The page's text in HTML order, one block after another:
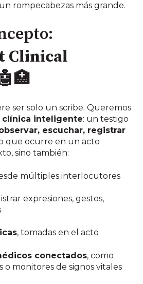
rompecabezas más grande.
Clinical
ser solo un scribe. Queremos
clínica inteligente: un testigo
escuchar, registrar
que ocurre en un acto
sino también:
múltiples interlocutores
expresiones, gestos,
, tomadas en el acto
conectados, como
o monitores de signos vitales